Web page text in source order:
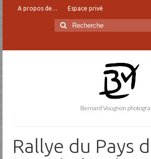
A propos de… Espace privé
Rechercher
:
Bernard Vougnon
Rallye du Pays